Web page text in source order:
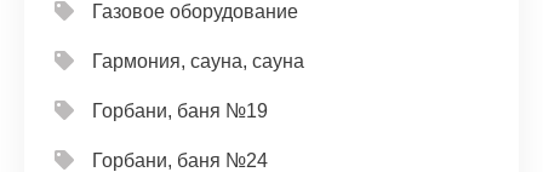
Газовое оборудование
Гармония, сауна, сауна
Горбани, баня №19
Горбани, баня №24